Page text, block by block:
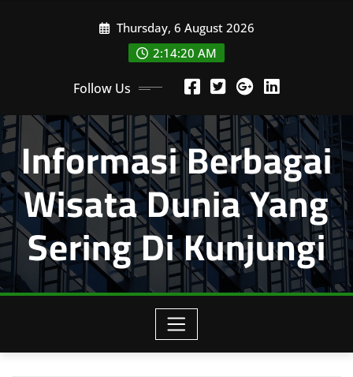
Thursday, 6 August 2026
2:14:21 AM
Follow Us
Informasi Berbagai
Wisata Dunia Yang
Sering Di Kunjungi